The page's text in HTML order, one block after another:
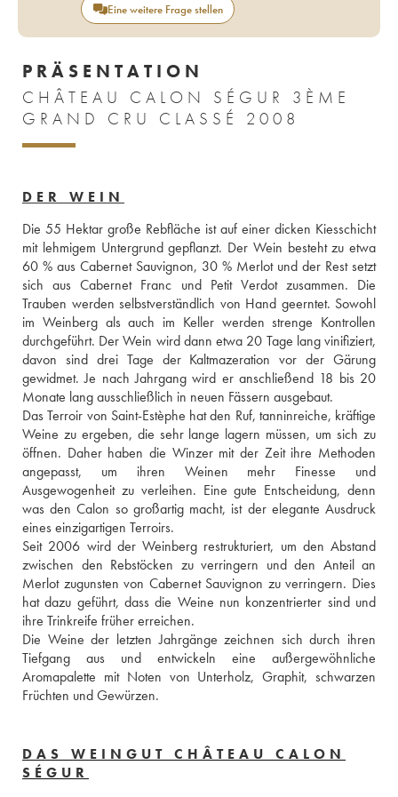
Eine weitere Frage stellen
PRÄSENTATION
CHÂTEAU CALON SÉGUR 3ÈME
GRAND CRU CLASSÉ 2008
DER WEIN
Die 55 Hektar große Rebfläche ist auf einer dicken Kiesschicht
mit lehmigem Untergrund gepflanzt. Der Wein besteht zu etwa
60 % aus Cabernet Sauvignon, 30 % Merlot und der Rest setzt
sich aus Cabernet Franc und Petit Verdot zusammen. Die
Trauben werden selbstverständlich von Hand geerntet. Sowohl
im Weinberg als auch im Keller werden strenge Kontrollen
durchgeführt. Der Wein wird dann etwa 20 Tage lang vinifiziert,
davon sind drei Tage der Kaltmazeration vor der Gärung
gewidmet. Je nach Jahrgang wird er anschließend 18 bis 20
Monate lang ausschließlich in neuen Fässern ausgebaut.
Das Terroir von Saint-Estèphe hat den Ruf, tanninreiche, kräftige
Weine zu ergeben, die sehr lange lagern müssen, um sich zu
öffnen. Daher haben die Winzer mit der Zeit ihre Methoden
angepasst, um ihren Weinen mehr Finesse und
Ausgewogenheit zu verleihen. Eine gute Entscheidung, denn
was den Calon so großartig macht, ist der elegante Ausdruck
eines einzigartigen Terroirs.
Seit 2006 wird der Weinberg restrukturiert, um den Abstand
zwischen den Rebstöcken zu verringern und den Anteil an
Merlot zugunsten von Cabernet Sauvignon zu verringern. Dies
hat dazu geführt, dass die Weine nun konzentrierter sind und
ihre Trinkreife früher erreichen.
Die Weine der letzten Jahrgänge zeichnen sich durch ihren
Tiefgang aus und entwickeln eine außergewöhnliche
Aromapalette mit Noten von Unterholz, Graphit, schwarzen
Früchten und Gewürzen.
DAS WEINGUT CHÂTEAU CALON
SÉGUR